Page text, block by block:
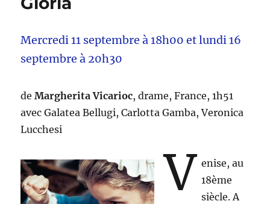
Mercredi 11 septembre à 18h00 et lundi 16
septembre à 20h30
de Margherita Vicarioc, drame, France, 1h51
avec Galatea Bellugi, Carlotta Gamba, Veronica
Lucchesi
V enise, au
18ème
siècle. A